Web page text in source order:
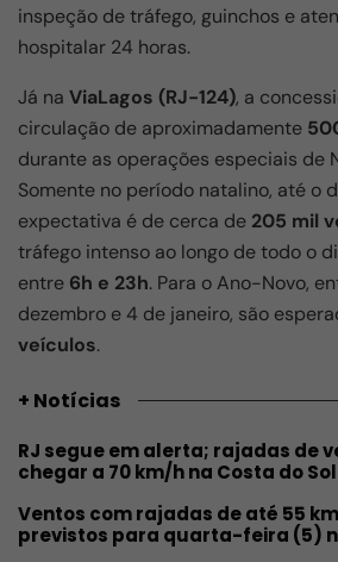
inspeção de tráfego, guinchos e
hospitalar 24 horas.
Já na ViaLagos (RJ-124), a
circulação de aproximadamente
durante as operações especiais de
Somente no período natalino, até o
expectativa é de cerca de 205 mil
tráfego intenso ao longo de todo o
entre 6h e 23h. Para o Ano-Novo,
dezembro e 4 de janeiro, são
veículos.
+ Notícias
RJ segue em alerta; rajadas de
chegar a 70 km/h na Costa do Sol
Ventos com rajadas de até 55
previstos para quarta-feira (5)